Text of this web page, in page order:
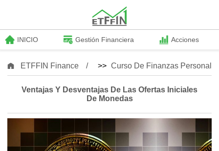
INICIO Gestión Financiera Acciones
ETFFIN Finance >> Curso De Finanzas
Ventajas Y Desventajas De Las Ofertas Iniciales
De Monedas